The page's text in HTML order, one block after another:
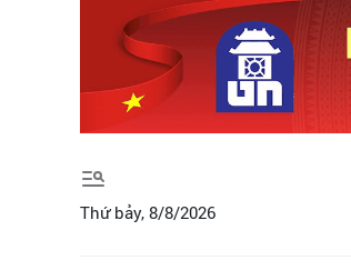
Thứ bảy, 8/8/2026